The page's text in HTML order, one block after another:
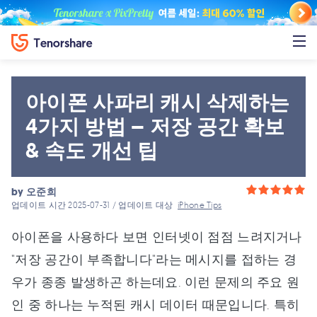
아이폰 사파리 캐시 삭제하는
4가지 방법 – 저장 공간 확보
& 속도 개선 팁
by 오준희
업데이트 시간 2025-07-31 / 업데이트 대상iPhone Tips
아이폰을 사용하다 보면 인터넷이 점점 느려지거나
"저장 공간이 부족합니다"라는 메시지를 접하는 경
우가 종종 발생하곤 하는데요. 이런 문제의 주요 원
인 중 하나는 누적된 캐시 데이터 때문입니다. 특히